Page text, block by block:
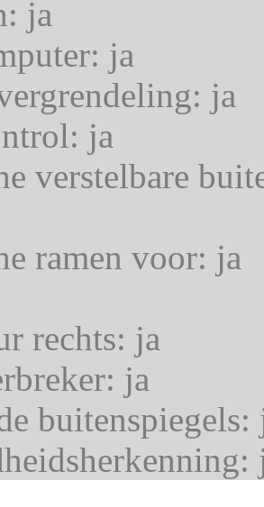
ja
ja
ja
ja
verstelbare
ramen voor: ja
rechts: ja
ja
buitenspiegels: